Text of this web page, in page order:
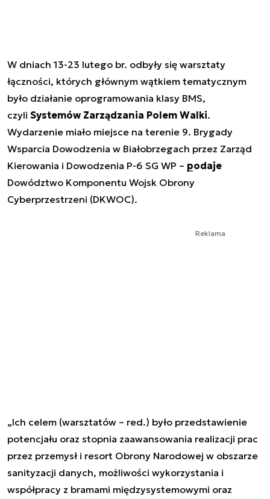
W dniach 13-23 lutego br. odbyły się warsztaty
łączności, których głównym wątkiem tematycznym
było działanie oprogramowania klasy BMS,
czyli Systemów Zarządzania Polem Walki.
Wydarzenie miało miejsce na terenie 9. Brygady
Wsparcia Dowodzenia w Białobrzegach przez Zarząd
Kierowania i Dowodzenia P-6 SG WP – podaje
Dowództwo Komponentu Wojsk Obrony
Cyberprzestrzeni (DKWOC).
Reklama
„Ich celem (warsztatów – red.) było przedstawienie
potencjału oraz stopnia zaawansowania realizacji prac
przez przemysł i resort Obrony Narodowej w obszarze
sanityzacji danych, możliwości wykorzystania i
współpracy z bramami międzysystemowymi oraz